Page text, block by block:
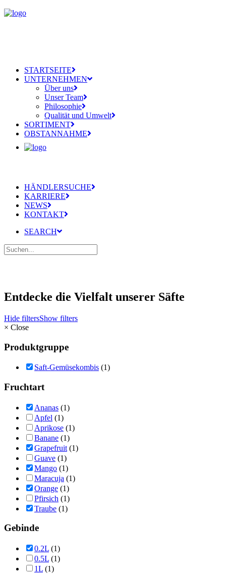
STARTSEITE
UNTERNEHMEN
Über uns
Unser Team
Philosophie
Qualität und Umwelt
SORTIMENT
OBSTANNAHME
HÄNDLERSUCHE
KARRIERE
NEWS
KONTAKT
SEARCH
Entdecke die Vielfalt unserer Säfte
Hide filtersShow filters
× Close
Produktgruppe
Saft-Gemüsekombis (1)
Fruchtart
Ananas (1)
Apfel (1)
Aprikose (1)
Banane (1)
Grapefruit (1)
Guave (1)
Mango (1)
Maracuja (1)
Orange (1)
Pfirsich (1)
Traube (1)
Gebinde
0.2L (1)
0.5L (1)
1L (1)